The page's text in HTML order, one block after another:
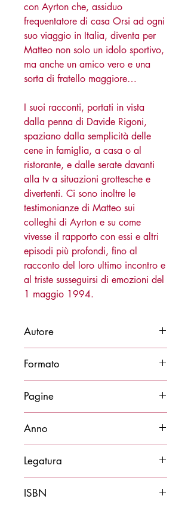
con Ayrton che, assiduo
frequentatore di casa Orsi ad ogni
suo viaggio in Italia, diventa per
Matteo non solo un idolo sportivo,
ma anche un amico vero e una
sorta di fratello maggiore…
I suoi racconti, portati in vista
dalla penna di Davide Rigoni,
spaziano dalla semplicità delle
cene in famiglia, a casa o al
ristorante, e dalle serate davanti
alla tv a situazioni grottesche e
divertenti. Ci sono inoltre le
testimonianze di Matteo sui
colleghi di Ayrton e su come
vivesse il rapporto con essi e altri
episodi più profondi, fino al
racconto del loro ultimo incontro e
al triste susseguirsi di emozioni del
1 maggio 1994.
Autore
Formato
Pagine
Anno
Legatura
ISBN